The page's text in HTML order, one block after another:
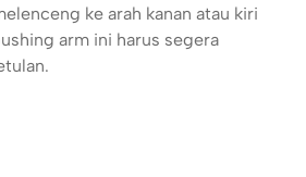
ke arah kanan atau kiri
arm ini harus segera